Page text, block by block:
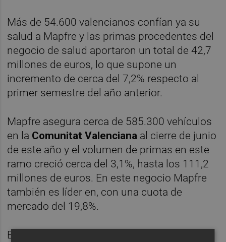
Más de 54.600 valencianos confían ya su
salud a Mapfre y las primas procedentes del
negocio de salud aportaron un total de 42,7
millones de euros, lo que supone un
incremento de cerca del 7,2% respecto al
primer semestre del año anterior.
Mapfre asegura cerca de 585.300 vehículos
en la Comunitat Valenciana al cierre de junio
de este año y el volumen de primas en este
ramo creció cerca del 3,1%, hasta los 111,2
millones de euros. En este negocio Mapfre
también es líder en, con una cuota de
mercado del 19,8%.
El negocio de Vida también cerró el